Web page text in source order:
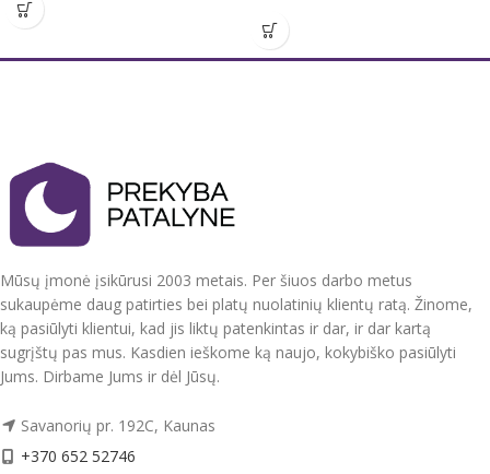
Užvalkalas antklodei 220×200 cm
Užvalkalas pagalvei 70×80 cm – 2 vnt
Piešinys atitinka nuotrauką.
Mikropluoštas yra sintetinis
audinys. Tai plonas, bet tvirtas
Pagaminta Lenkijoje.
Skalbti iki 40 laipsnių temperatūroje,
išverstą į blogąją pusę
Užvalkalas pagalvei 70×80 cm – 2 vnt
Paklodė 180x225 cm
Mikropluoštas yra sintetinis
audinys. Tai storas ir tvirtas audinys.
Nedažo, “nesiburbuliuoja”.
Mūsų įmonė įsikūrusi 2003 metais. Per šiuos darbo metus
sukaupėme daug patirties bei platų nuolatinių klientų ratą. Žinome,
ką pasiūlyti klientui, kad jis liktų patenkintas ir dar, ir dar kartą
sugrįštų pas mus. Kasdien ieškome ką naujo, kokybiško pasiūlyti
Jums. Dirbame Jums ir dėl Jūsų.
Savanorių pr. 192C, Kaunas
+370 652 52746